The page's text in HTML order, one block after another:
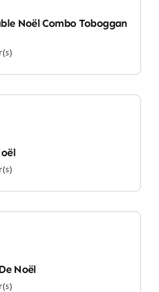
Noël Combo Toboggan
Noël